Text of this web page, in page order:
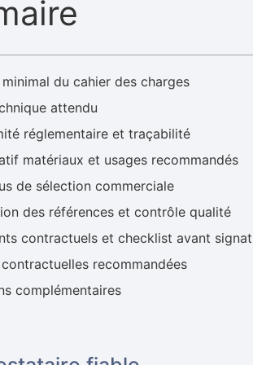
minimal du cahier des charges
attendu
réglementaire et traçabilité
matériaux et usages recommandés
de sélection commerciale
des références et contrôle qualité
contractuels et checklist avant
recommandées
complémentaires